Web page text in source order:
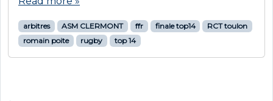
arbitres ASM CLERMONT ffr finale top14
RCT toulon
romain poite
rugby top 14